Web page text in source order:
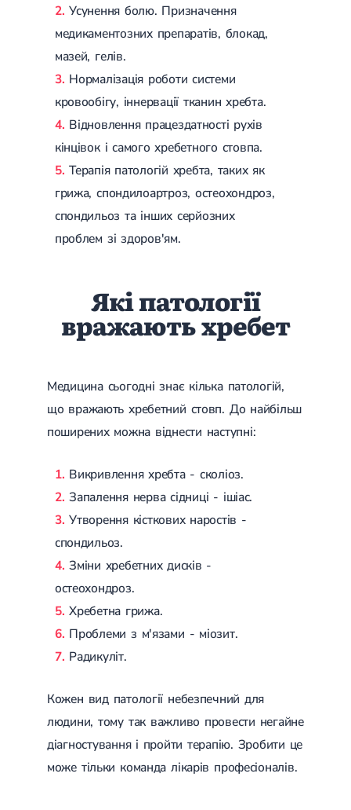
Гірсутизм
Метаболічний синдром
Ожиріння
Фізіотерапія
Ультразвукова терапія
Ударно-хвильова терапія
Магнітотерапія
Лазерна терапія
Реабілітація після перелому
Реабілітація після вивиху
Реабілітація після ендопротезування
Реабілітація після артроскопії
Лікувальна фізкультура
Дерматологія
Усунення болю. Призначення
медикаментозних препаратів, блокад,
мазей, гелів.
Нормалізація роботи системи
кровообігу, іннервації тканин хребта.
Відновлення працездатності рухів
кінцівок і самого хребетного стовпа.
Терапія патологій хребта, таких як
грижа, спондилоартроз, остеохондроз,
спондильоз та інших серйозних
проблем зі здоров'ям.
Які патології
вражають хребет
Медицина сьогодні знає кілька патологій,
що вражають хребетний стовп. До найбільш
поширених можна віднести наступні:
Викривлення хребта - сколіоз.
Запалення нерва сідниці - ішіас.
Утворення кісткових наростів -
спондильоз.
Зміни хребетних дисків -
остеохондроз.
Хребетна грижа.
Проблеми з м'язами - міозит.
Радикуліт.
Кожен вид патології небезпечний для
людини, тому так важливо провести негайне
діагностування і пройти терапію. Зробити це
може тільки команда лікарів професіоналів.